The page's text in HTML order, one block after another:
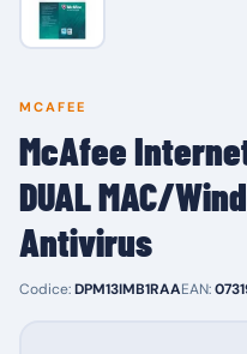
MCAFEE
McAfee
DUAL MAC/
Antivirus
Codice:DPM13IMB1RAAEAN: